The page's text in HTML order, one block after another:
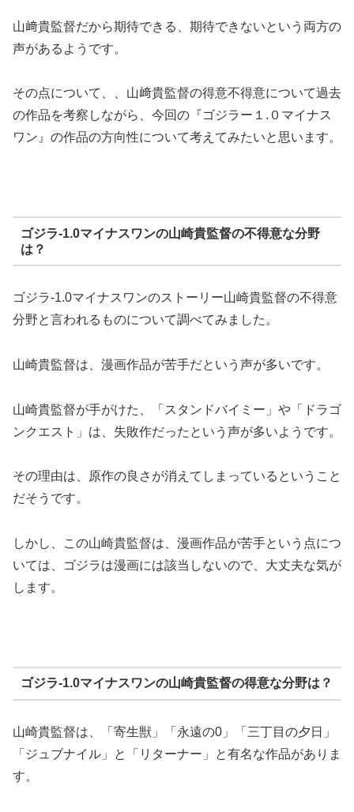
山﨑貴監督だから期待できる、期待できないという両方の
声があるようです。
その点について、
、山﨑貴監督の得意不得意について過去
の作品を考察しながら、今回の『ゴジラー１.０マイナス
ワン』の作品の方向性について考えてみたいと思います。
ゴジラ-1.0マイナスワンの山崎貴監督の不得意な分野
は？
ゴジラ-1.0マイナスワンのストーリー山崎貴監督の不得意
分野と言われるものについて調べてみました。
山崎貴監督は、漫画作品が苦手だという声が多いです。
山崎貴監督が手がけた、「スタンドバイミー」や「ドラゴ
ンクエスト」は、失敗作だったという声が多いようです。
その理由は、原作の良さが消えてしまっているということ
だそうです。
しかし、この山崎貴監督は、漫画作品が苦手という点につ
いては、ゴジラは漫画には該当しないので、大丈夫な気が
します。
ゴジラ-1.0マイナスワンの山崎貴監督の得意な分野は？
山崎貴監督は、「寄生獣」「永遠の0」「三丁目の夕日」
「 ジュブナイル」と「リターナー」と有名な作品がありま
す。